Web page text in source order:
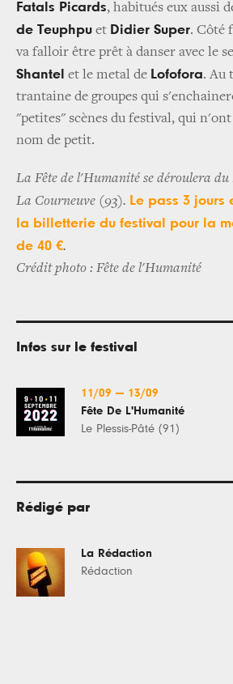
Fatals Picards, habitués eux aussi
de Teuphpu et Didier Super. Côté
va falloir être prêt à danser avec le
Shantel et le metal de Lofofora. Au
trantaine de groupes qui
"petites" scènes du festival, qui
nom de petit.
La Fête de l'Humanité se déroulera du
La Courneuve (93). Le pass 3
la billetterie du festival pour la
de 40 €.
Crédit photo : Fête de l'Humanité
Infos sur le festival
11/09 — 13/09
Fête De L'Humanité
Le Plessis-Pâté (91)
Rédigé par
La Rédaction
Rédaction